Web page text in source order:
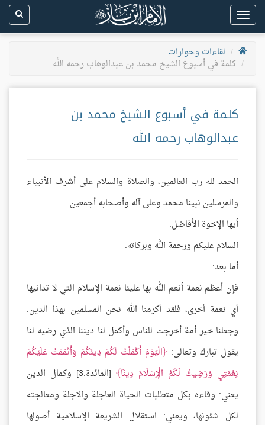
Toggle
navigation
لقاءات وحوارات
كلمة في أسبوع الشيخ محمد بن عبدالوهاب رحمه الله
كلمة في أسبوع الشيخ محمد بن
عبدالوهاب رحمه الله
الحمد لله رب العالمين، والصلاة والسلام على أشرف الأنبياء
والمرسلين نبينا محمد وعلى آله وأصحابه أجمعين.
أيها الإخوة الأفاضل:
السلام عليكم ورحمة الله وبركاته.
أما بعد:
فإن أعظم نعمة أنعم الله بها علينا نعمة الإسلام التي لا تدانيها
أي نعمة أخرى، فلقد أكرمنا الله نحن المسلمين بهذا الدين.
وجعلنا خير أمة أخرجت للناس وأكمل لنا ديننا الذي رضيه لنا
يقول تبارك وتعالى: الْيَوْمَ أَكْمَلْتُ لَكُمْ دِينَكُمْ وَأَتْمَمْتُ عَلَيْكُمْ
نِعْمَتِي وَرَضِيتُ لَكُمُ الْإِسْلَامَ دِينًا
[المائدة:3] وكمال الدين
يعني: وفاءه بكل متطلبات الحياة العاجلة والآجلة ومعالجته
لكل شئونها، ويعني: استقلال الشريعة الإسلامية أصولها